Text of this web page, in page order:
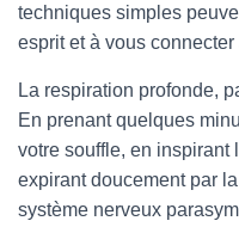
techniques simples
esprit et à vous connecter
La respiration profonde,
En prenant quelques
votre souffle, en inspirant
expirant doucement par
système nerveux